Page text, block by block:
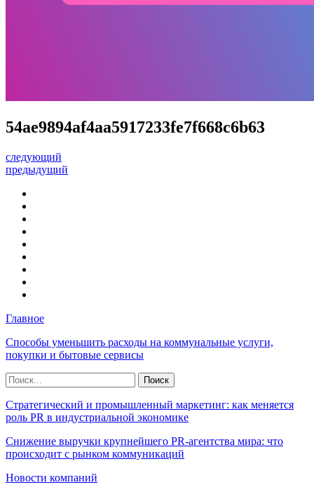
54ae9894af4aa5917233fe7f668c6b63
следующий
предыдущий
Главное
Способы уменьшить расходы на коммунальные услуги,
покупки и бытовые сервисы
Стратегический и промышленный маркетинг: как меняется
роль PR в индустриальной экономике
Снижение выручки крупнейшего PR-агентства мира: что
происходит с рынком коммуникаций
Новости компаний